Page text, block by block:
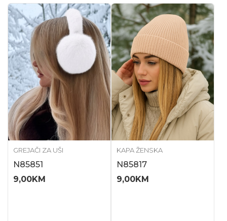
GREJAČI ZA UŠI
N85851
9,00KM
KAPA ŽENSKA
N85817
9,00KM